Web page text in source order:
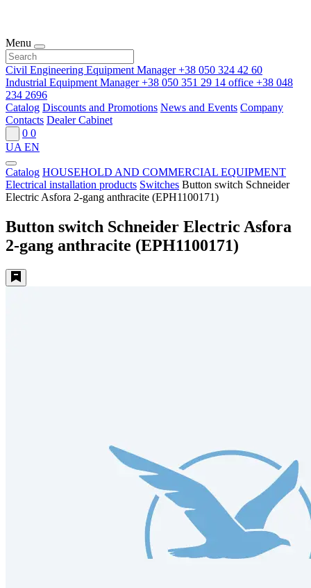
Menu
Civil Engineering Equipment Manager+38 050 324 42 60
Industrial Equipment Manager+38 050 351 29 14 office +38 048
234 2696
Catalog Discounts and Promotions News and Events Company
Contacts Dealer Cabinet
0 0
UA EN
Catalog HOUSEHOLD AND COMMERCIAL EQUIPMENT
Electrical installation products Switches Button switch Schneider
Electric Asfora 2-gang anthracite (EPH1100171)
Button switch Schneider Electric Asfora
2-gang anthracite (EPH1100171)